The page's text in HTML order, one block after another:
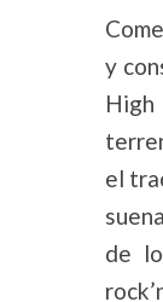
y
High
el
de